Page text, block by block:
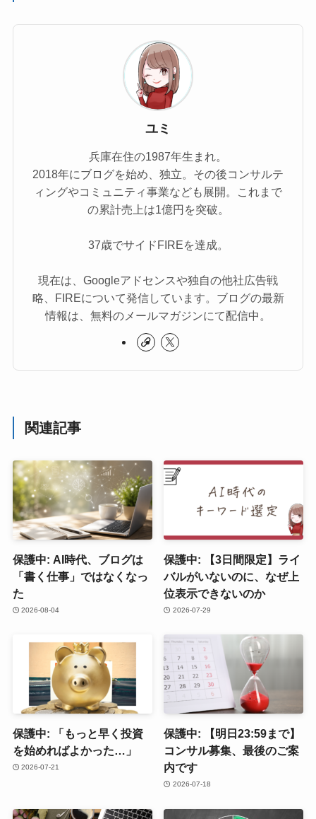
ユミ
兵庫在住の1987年生まれ。
2018年にブログを始め、独立。その後コンサルテ
ィングやコミュニティ事業なども展開。これまで
の累計売上は1億円を突破。
37歳でサイドFIREを達成。
現在は、Googleアドセンスや独自の他社広告戦
略、FIREについて発信しています。ブログの最新
情報は、無料のメールマガジンにて配信中。
関連記事
保護中: AI時代、ブログは
「書く仕事」ではなくなっ
た
2026-08-04
保護中: 【3日間限定】ライ
バルがいないのに、なぜ上
位表示できないのか
2026-07-29
保護中: 「もっと早く投資
を始めればよかった…」
2026-07-21
保護中: 【明日23:59まで】
コンサル募集、最後のご案
内です
2026-07-18